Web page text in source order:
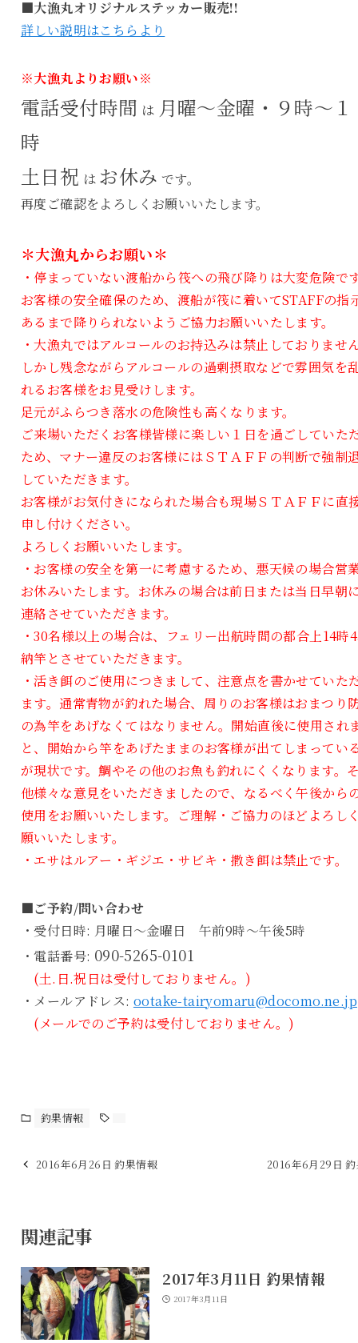
■大漁丸オリジナルステッカー販売!!
詳しい説明はこちらより
※大漁丸よりお願い※
電話受付時間 は 月曜～金曜・９時～
時
土日祝 は お休み です。
再度ご確認をよろしくお願いいたします。
＊大漁丸からお願い＊
・停まっていない渡船から筏への飛び降りは大変危険で
お客様の安全確保のため、渡船が筏に着いてSTAFFの指
あるまで降りられないようご協力お願いいたします。
・大漁丸ではアルコールのお持込みは禁止しておりませ
しかし残念ながらアルコールの過剰摂取などで雰囲気を
れるお客様をお見受けします。
足元がふらつき落水の危険性も高くなります。
ご来場いただくお客様皆様に楽しい１日を過ごしていた
ため、マナー違反のお客様にはＳＴＡＦＦの判断で強制
していただきます。
お客様がお気付きになられた場合も現場ＳＴＡＦＦに直
申し付けください。
よろしくお願いいたします。
・お客様の安全を第一に考慮するため、悪天候の場合営
お休みいたします。お休みの場合は前日または当日早朝
連絡させていただきます。
・30名様以上の場合は、フェリー出航時間の都合上14時
納竿とさせていただきます。
・活き餌のご使用につきまして、注意点を書かせていた
ます。通常青物が釣れた場合、周りのお客様はおまつり
の為竿をあげなくてはなりません。開始直後に使用され
と、開始から竿をあげたままのお客様が出てしまってい
が現状です。鯛やその他のお魚も釣れにくくなります。
他様々な意見をいただきましたので、なるべく午後から
使用をお願いいたします。ご理解・ご協力のほどよろし
願いいたします。
・エサはルアー・ギジエ・サビキ・撒き餌は禁止です。
■ご予約/問い合わせ
・受付日時: 月曜日～金曜日 午前9時～午後5時
・電話番号: 090-5265-0101
(土.日.祝日は受付しておりません。)
・メールアドレス: ootake-tairyomaru@docomo.ne.jp
(メールでのご予約は受付しておりません。)
釣果情報
2016年6月26日 釣果情報 2016年6月29日
関連記事
2017年3月11日 釣果情報
2017年3月11日